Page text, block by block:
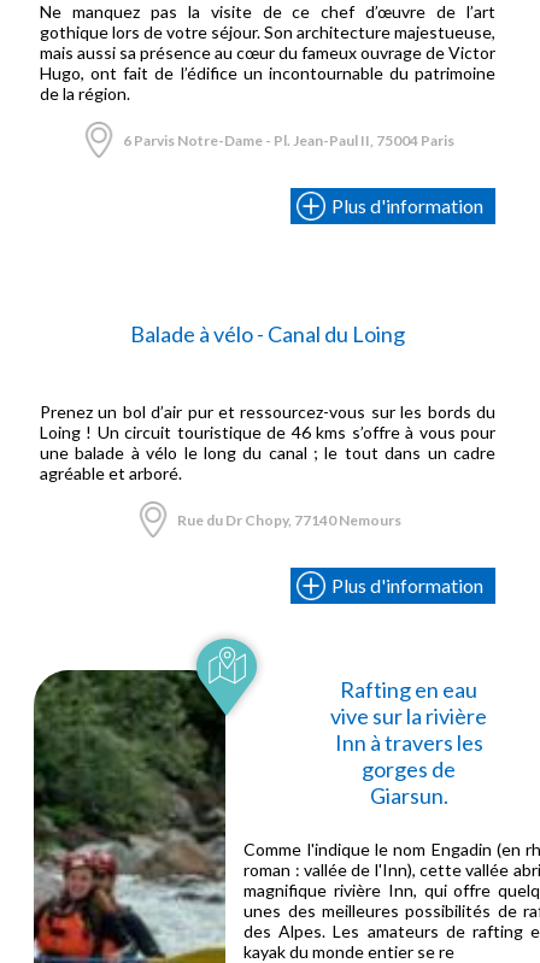
Ne manquez pas la visite de ce chef d’œuvre de l’art
gothique lors de votre séjour. Son architecture majestueuse,
mais aussi sa présence au cœur du fameux ouvrage de Victor
Hugo, ont fait de l’édifice un incontournable du patrimoine
de la région.
6 Parvis Notre-Dame - Pl. Jean-Paul II, 75004 Paris
Plus d'information
Balade à vélo - Canal du Loing
Prenez un bol d’air pur et ressourcez-vous sur les bords du
Loing ! Un circuit touristique de 46 kms s’offre à vous pour
une balade à vélo le long du canal ; le tout dans un cadre
agréable et arboré.
Rue du Dr Chopy, 77140 Nemours
Plus d'information
Rafting en eau
vive sur la rivière
Inn à travers les
gorges de
Giarsun.
Comme l'indique le nom Engadin (en
roman : vallée de l'Inn), cette vallée
magnifique rivière Inn, qui offre
unes des meilleures possibilités de
des Alpes. Les amateurs de rafting
kayak du monde entier se re